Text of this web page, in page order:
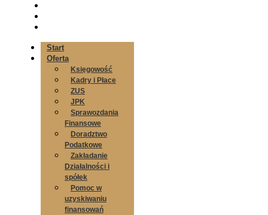
Start
Oferta
Księgowość
Kadry i Płace
ZUS
JPK
Sprawozdania
Finansowe
Doradztwo
Podatkowe
Zakładanie
Działalności i
spółek
Pomoc w
uzyskiwaniu
finansowań